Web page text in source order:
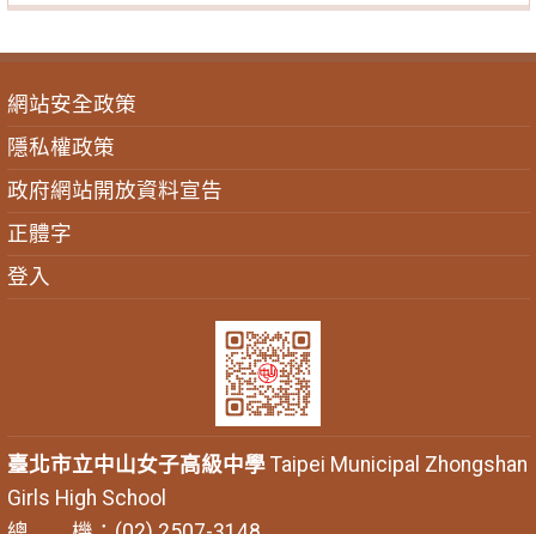
網站安全政策
隱私權政策
政府網站開放資料宣告
正體字
登入
臺北市立中山女子高級中學Taipei Municipal Zhongshan
Girls High School